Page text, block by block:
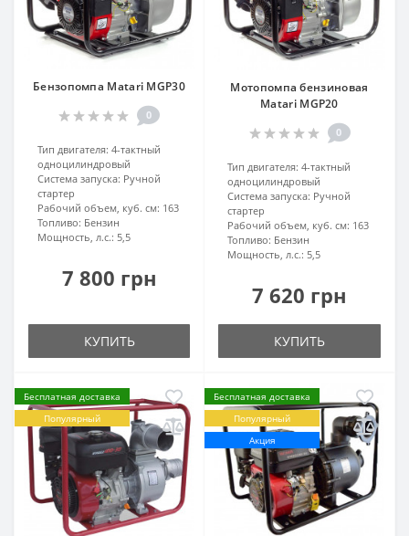
Бензопомпа Matari MGP30
0
Тип двигателя: 4-тактный
одноцилиндровый
Система запуска: Ручной
стартер
Рабочий объем, куб. см: 163
Топливо: Бензин
Мощность, л.с.: 5,5
7 800 грн
КУПИТЬ
Мотопомпа бензиновая
Matari MGP20
0
Тип двигателя: 4-тактный
одноцилиндровый
Система запуска: Ручной
стартер
Рабочий объем, куб. см: 163
Топливо: Бензин
Мощность, л.с.: 5,5
7 620 грн
КУПИТЬ
Бесплатная доставка
Популярный
Бесплатная доставка
Популярный
Акция